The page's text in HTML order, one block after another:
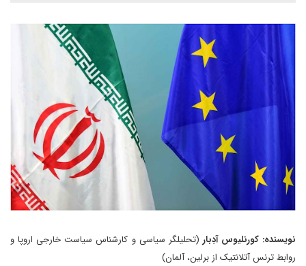
نویسنده: کورنلیوس آدِبار(تحلیلگر سیاسی و کارشناس سیاست خارجی اروپا و
روابط ترنس آتلانتیک از برلین، آلمان)